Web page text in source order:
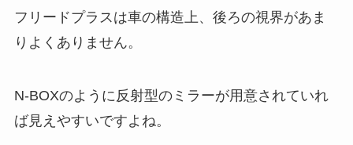
フリードプラスは車の構造上、後ろの視界があま
りよくありません。
N-BOXのように反射型のミラーが用意されていれ
ば見えやすいですよね。